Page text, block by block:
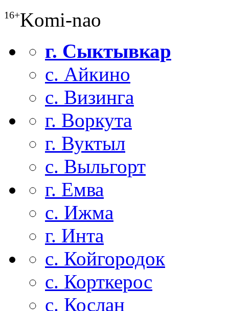
16+Komi-nao
г. Сыктывкар
с. Айкино
с. Визинга
г. Воркута
г. Вуктыл
с. Выльгорт
г. Емва
с. Ижма
г. Инта
с. Койгородок
с. Корткерос
с. Кослан